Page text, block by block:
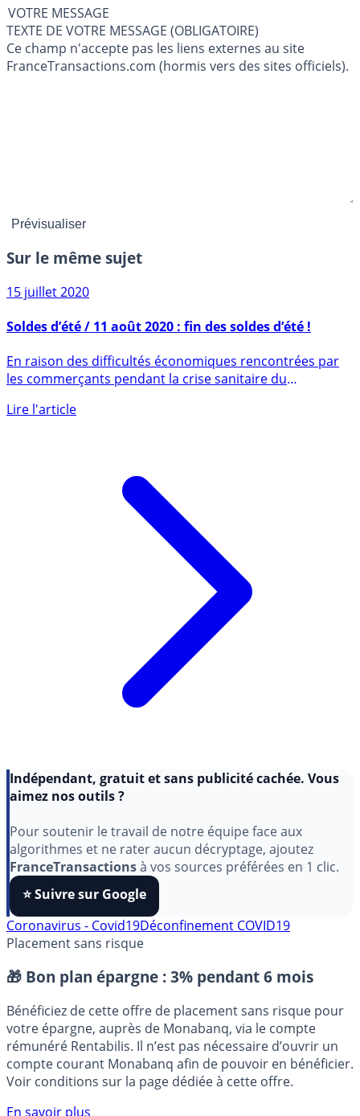
VOTRE MESSAGE
TEXTE DE VOTRE MESSAGE (OBLIGATOIRE)
Ce champ n'accepte pas les liens externes au site
FranceTransactions.com (hormis vers des sites officiels).
Sur le même sujet
En raison des difficultés économiques rencontrées par
les commerçants pendant la crise sanitaire du
Coronavirus (...)
Indépendant, gratuit et sans publicité cachée. Vous
Pour soutenir le travail de notre équipe face aux
algorithmes et ne rater aucun décryptage, ajoutez
FranceTransactionsà vos sources préférées en 1 clic.
⭐️ Suivre sur Google
Coronavirus - Covid19Déconfinement COVID19
Placement sans risque
🎁 Bon plan épargne : 3% pendant 6 mois
Bénéficiez de cette offre de placement sans risque pour
votre épargne, auprès de Monabanq, via le compte
rémunéré Rentabilis. Il n’est pas nécessaire d’ouvrir un
compte courant Monabanq afin de pouvoir en bénéficier.
Voir conditions sur la page dédiée à cette offre.